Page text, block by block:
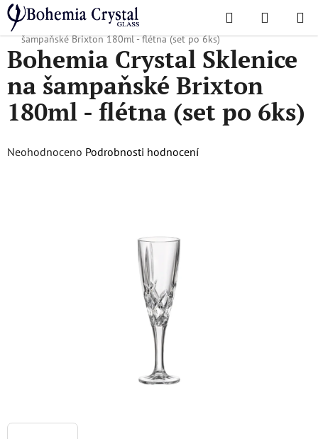
Přejít
na
obsah
Hledat
KOŠÍK
Domů
/ Oblíbené kolekce / Brixton
Bohemia Crystal Sklenice na
šampaňské Brixton 180ml - flétna (set po 6ks)
Bohemia Crystal Sklenice
na šampaňské Brixton
180ml - flétna (set po 6ks)
Průměrné
Neohodnoceno Podrobnosti hodnocení